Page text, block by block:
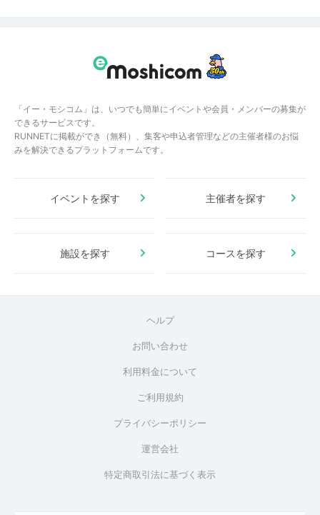
「イー・モシコム」は、いつでも簡単にイベントや会員・メンバーの募集が
できるサービスです。
RUNNETに掲載ができ（無料）、集客や申込者管理などの主催者様のお悩
みを解決できるプラットフォームです。
イベントを探す 主催者を探す
施設を探す コースを探す
ヘルプ
お問い合わせ
利用料金について
ご利用規約
プライバシーポリシー
運営会社
特定商取引法に基づく表示